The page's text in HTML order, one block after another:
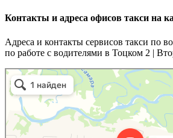
Контакты и адреса офисов такси на
Адреса и контакты сервисов такси по
по работе с водителями в Тоцком 2 |